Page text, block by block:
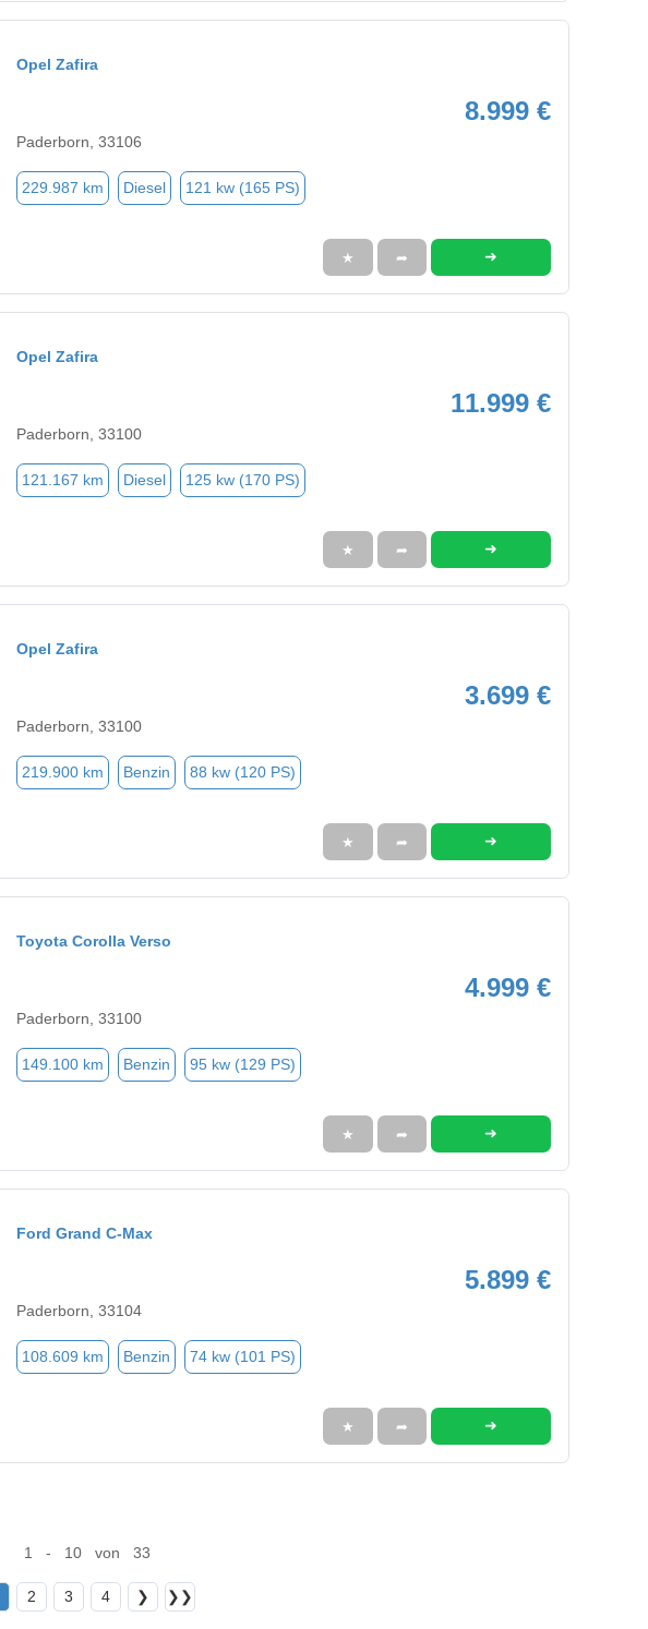
Opel Zafira
8.999 €
Paderborn, 33106
229.987 km Diesel 121 kw (165 PS)
★ ➦ ➜
Opel Zafira
11.999 €
Paderborn, 33100
121.167 km Diesel 125 kw (170 PS)
★ ➦ ➜
Opel Zafira
3.699 €
Paderborn, 33100
219.900 km Benzin 88 kw (120 PS)
★ ➦ ➜
Toyota Corolla Verso
4.999 €
Paderborn, 33100
149.100 km Benzin 95 kw (129 PS)
★ ➦ ➜
Ford Grand C-Max
5.899 €
Paderborn, 33104
108.609 km Benzin 74 kw (101 PS)
★ ➦ ➜
1 - 10 von 33
2 3 4 ❯ ❯❯